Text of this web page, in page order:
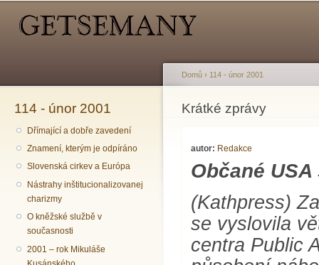
114 - únor 2001
Dřímající a dobře zavedení
Znamení, kterým je odpíráno
Slovenská cirkev a Európa
Nástrahy inštitucionalizovanej
charizmy
O kněžské službě v
současnosti
2001 – rok Mikuláše
Jste zde
Domů › 114 - únor 2001
Krátké zprávy
autor: Redakce
Občané
(Kathpress)
se vyslovila
centra Public